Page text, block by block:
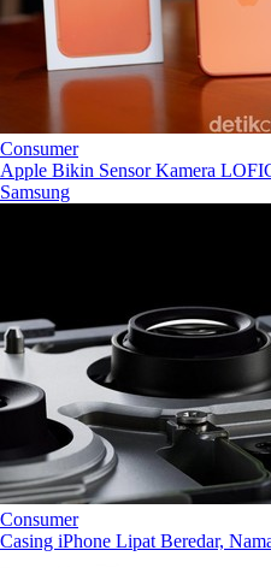
Consumer
Apple Bikin Sensor Kamera
Samsung
Consumer
Casing iPhone Lipat Beredar,